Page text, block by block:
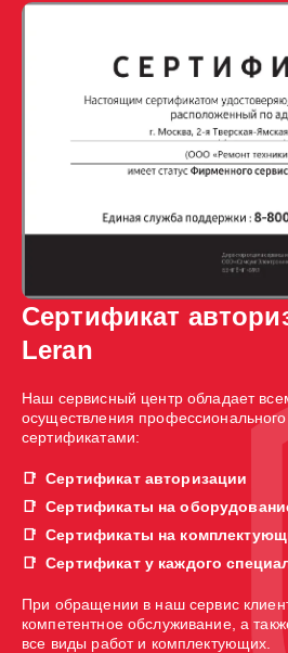
Сертификат
Leran
Наш сервисный центр обладает
осуществления
сертификатами:
Сертификат авторизации
Сертификаты на
Сертификаты на
Сертификат у каждого
При обращении в наш сервис
компетентное обслуживание, а
все виды работ и комплектующих.